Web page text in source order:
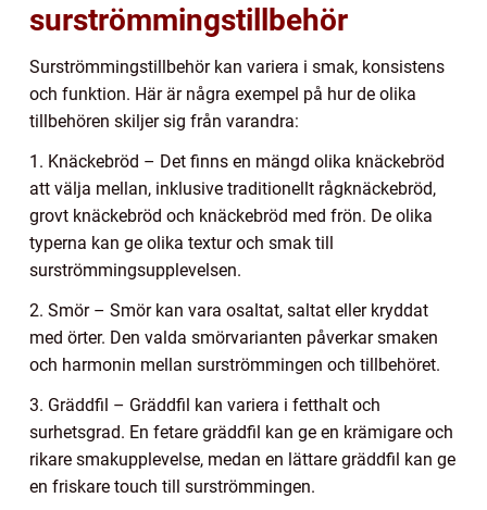
surströmmingstillbehör
Surströmmingstillbehör kan variera i smak, konsistens
och funktion. Här är några exempel på hur de olika
tillbehören skiljer sig från varandra:
1. Knäckebröd – Det finns en mängd olika knäckebröd
att välja mellan, inklusive traditionellt rågknäckebröd,
grovt knäckebröd och knäckebröd med frön. De olika
typerna kan ge olika textur och smak till
surströmmingsupplevelsen.
2. Smör – Smör kan vara osaltat, saltat eller kryddat
med örter. Den valda smörvarianten påverkar smaken
och harmonin mellan surströmmingen och tillbehöret.
3. Gräddfil – Gräddfil kan variera i fetthalt och
surhetsgrad. En fetare gräddfil kan ge en krämigare och
rikare smakupplevelse, medan en lättare gräddfil kan ge
en friskare touch till surströmmingen.